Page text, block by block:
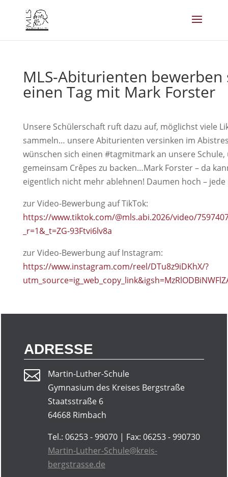
MLS-Abiturienten bewerben
einen Tag mit Mark Forster
Unsere Schülerschaft ruft dazu auf, möglichst viele
sammeln… unsere Abiturienten versinken im
wünschen sich einen #tagmitmark an unsere
gemeinsam Crêpes zu backen…Mark Forster – da
eigentlich nicht mehr ablehnen! Daumen hoch – jede
zur Video-Bewerbung auf TikTok:
https://www.tiktok.com/@mls.abi.2026/video/
_r=1&_t=ZG-93Ftvi6lv8a
zur Video-Bewerbung auf Instagram:
https://www.instagram.com/reel/DTu8z9iDKhX/?
ADRESSE

Martin-Luther-Schule
Gymnasium des Kreises Bergstraße
Staatsstraße 6
64668 Rimbach
Tel.: 06253 - 99070 | Fax: 06253 - 990730
Martin-Luther-Schule@kreis-
bergstrasse.de